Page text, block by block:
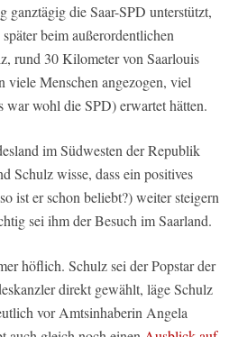
ganztägig die Saar-SPD unterstützt,
beim außerordentlichen
rund 30 Kilometer von Saarlouis
viele Menschen angezogen, viel
war wohl die SPD) erwartet hätten.
im Südwesten der Republik
Schulz wisse, dass ein positives
ist er schon beliebt?) weiter steigern
sei ihm der Besuch im Saarland.
höflich. Schulz sei der Popstar der
direkt gewählt, läge Schulz
vor Amtsinhaberin Angela